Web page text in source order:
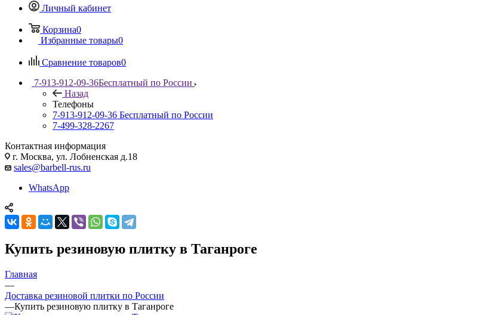
Личный кабинет
Корзина0
Избранные товары0
Сравнение товаров0
7-913-912-09-36Бесплатный по России
Назад
Телефоны
7-913-912-09-36 Бесплатный по России
7-499-328-2267
Контактная информация
г. Москва, ул. Лобненская д.18
sales@barbell-rus.ru
WhatsApp
Купить резиновую плитку в Таганроге
Главная
—
Доставка резиновой плитки по России
—Купить резиновую плитку в Таганроге